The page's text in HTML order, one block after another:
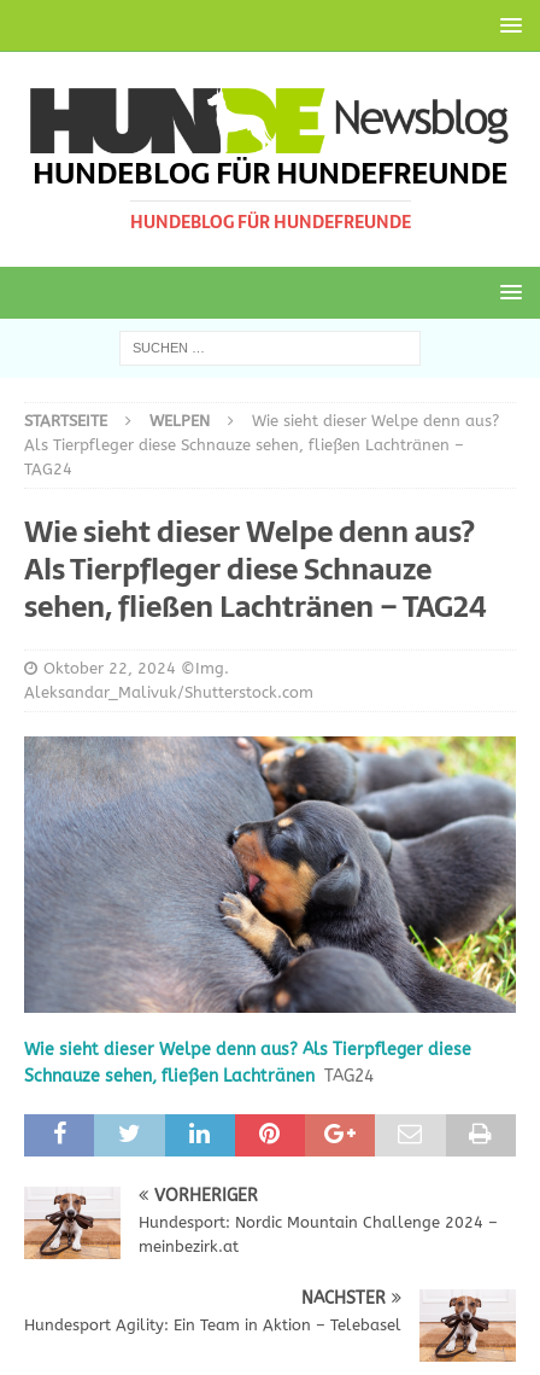
HUNDEBLOG FÜR HUNDEFREUNDE
HUNDEBLOG FÜR HUNDEFREUNDE
STARTSEITE WELPEN
Wie sieht dieser Welpe denn aus?
Als Tierpfleger diese Schnauze sehen, fließen Lachtränen –
TAG24
Wie sieht dieser Welpe denn aus?
Als Tierpfleger diese Schnauze
sehen, fließen Lachtränen – TAG24
Oktober 22, 2024 ©Img.
Aleksandar_Malivuk/Shutterstock.com
Wie sieht dieser Welpe denn aus? Als Tierpfleger diese
Schnauze sehen, fließen Lachtränen TAG24
VORHERIGER
Hundesport: Nordic Mountain Challenge 2024 –
meinbezirk.at
NÄCHSTER
Hundesport Agility: Ein Team in Aktion – Telebasel